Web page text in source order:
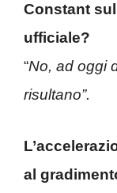
Constant
ufficiale?
“No, ad oggi
risultano”.
al